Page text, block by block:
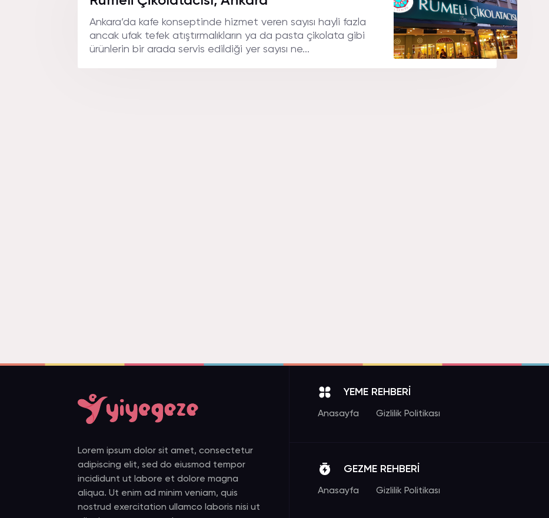
ANKARA.
Ankara’da kafe konseptinde hizmet veren sayısı hayli fazla
ancak ufak tefek atıştırmalıkların ya da pasta çikolata gibi
ürünlerin bir arada servis edildiği yer sayısı ne...
Lorem ipsum dolor sit amet, consectetur
adipiscing elit, sed do eiusmod tempor
incididunt ut labore et dolore magna
aliqua. Ut enim ad minim veniam, quis
nostrud exercitation ullamco laboris nisi ut
YEME REHBERİ
Anasayfa Gizlilik Politikası
GEZME REHBERİ
Anasayfa Gizlilik Politikası